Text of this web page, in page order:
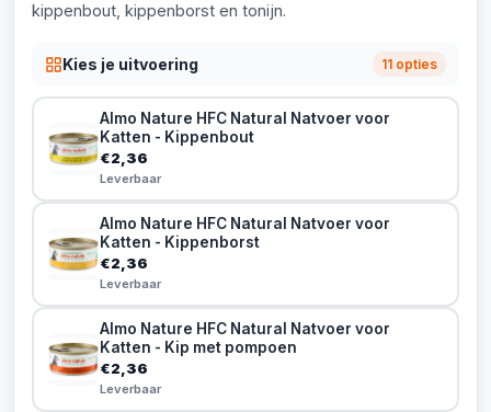
kippenbout, kippenborst en tonijn.
Kies je uitvoering 11 opties
Almo Nature HFC Natural Natvoer voor
Katten - Kippenbout
€2,36
Leverbaar
Almo Nature HFC Natural Natvoer voor
Katten - Kippenborst
€2,36
Leverbaar
Almo Nature HFC Natural Natvoer voor
Katten - Kip met pompoen
€2,36
Leverbaar